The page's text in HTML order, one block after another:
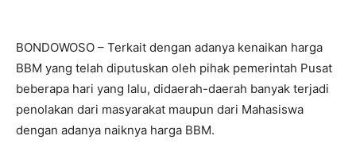
BONDOWOSO – Terkait dengan adanya kenaikan harga
BBM yang telah diputuskan oleh pihak pemerintah Pusat
beberapa hari yang lalu, didaerah-daerah banyak terjadi
penolakan dari masyarakat maupun dari Mahasiswa
dengan adanya naiknya harga BBM.